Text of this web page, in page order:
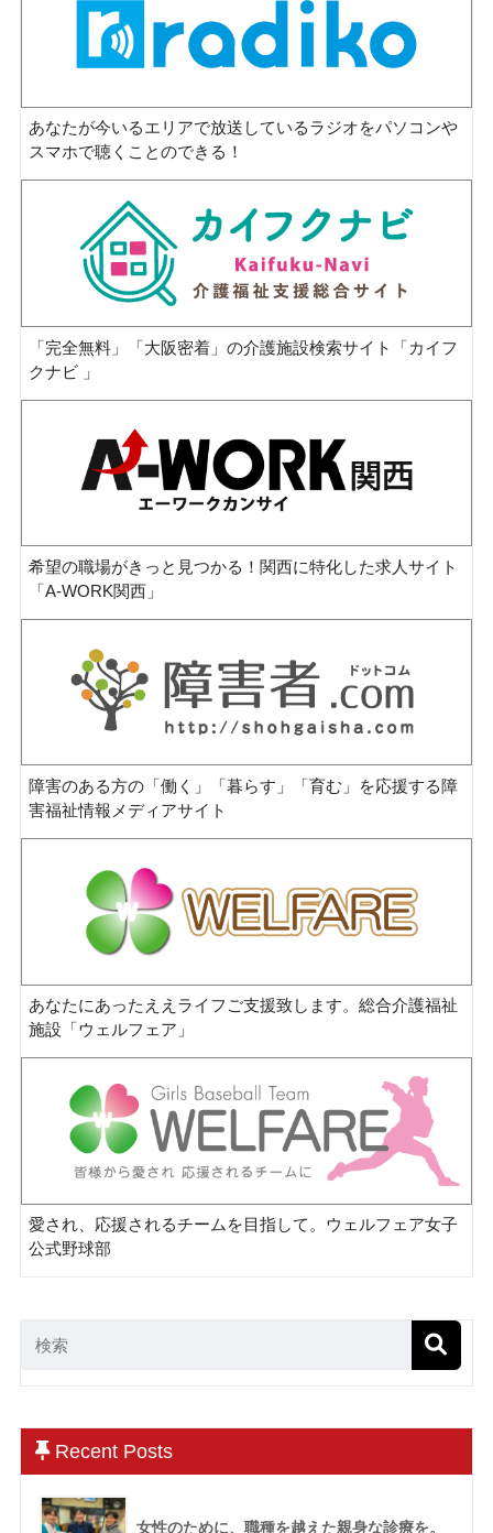
あなたが今いるエリアで放送しているラジオをパソコンや
スマホで聴くことのできる！
「完全無料」「大阪密着」の介護施設検索サイト「カイフ
クナビ 」
希望の職場がきっと見つかる！関西に特化した求人サイト
「A-WORK関西」
障害のある方の「働く」「暮らす」「育む」を応援する障
害福祉情報メディアサイト
あなたにあったええライフご支援致します。総合介護福祉
施設「ウェルフェア」
愛され、応援されるチームを目指して。ウェルフェア女子
公式野球部
Recent Posts
女性のために、職種を越えた親身な診療を。